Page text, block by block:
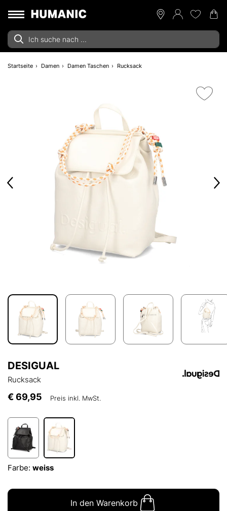
Startseite Damen Damen Taschen Rucksack
DESIGUAL
Rucksack
€ 69,95 Preis inkl. MwSt.
Farbe: weiss
In den Warenkorb